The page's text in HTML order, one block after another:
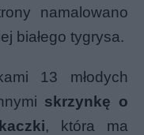
namalowano
białego tygrysa.
13 młodych
skrzynkę o
, która ma